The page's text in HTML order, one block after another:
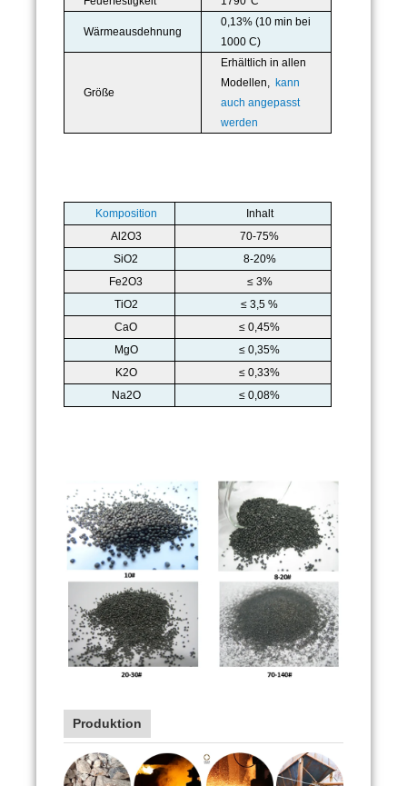
Wärmeausdehnung
0,13% (10 min bei
1000 C)
Größe
Erhältlich in allen
Modellen,kann
auch angepasst
werden
Komposition
Inhalt
Al2O3
70-75%
SiO2
8-20%
Fe2O3
≤ 3%
TiO2
≤ 3,5 %
CaO
≤ 0,45%
MgO
≤ 0,35%
K2O
≤ 0,33%
Na2O
≤ 0,08%
Produktion